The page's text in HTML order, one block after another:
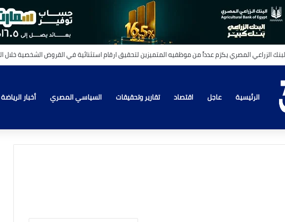
الرئيسية عاجل اقتصاد تقارير وتحقيقات السياسي المصري أخبار الرياضة